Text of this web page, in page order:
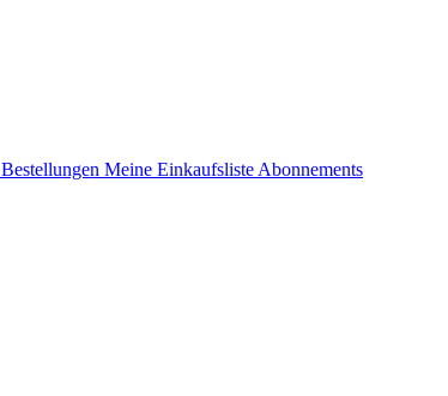
Bestellungen Meine EinkaufslisteAbonnements